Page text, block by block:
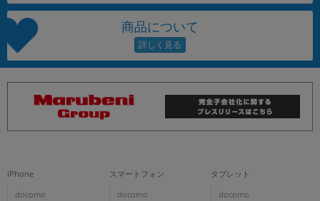
商品について
iPhone
docomo
スマートフォン
docomo
タブレット
docomo